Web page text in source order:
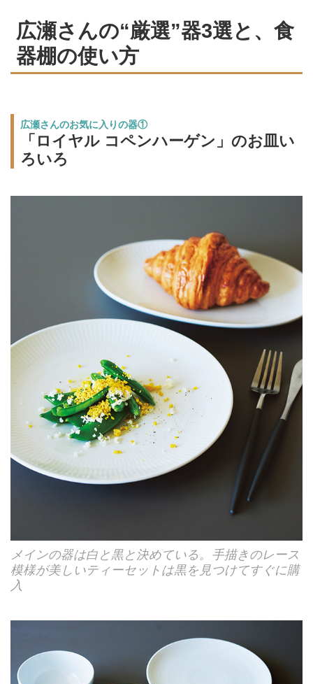
広瀬さんの“厳選”器3選と、食
器棚の使い方
広瀬さんのお気に入りの器①
「ロイヤル コペンハーゲン」のお皿い
ろいろ
メインの器は白と黒と決めている。手描きのレース
模様が美しいティーセットは黒を見つけてすぐに購
入